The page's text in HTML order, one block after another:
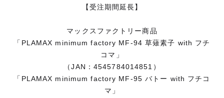
【受注期間延長】
マックスファクトリー商品
「PLAMAX minimum factory MF-94 草薙素子 with フチ
コマ」
（JAN：4545784014851）
「PLAMAX minimum factory MF-95 バトー with フチコ
マ」